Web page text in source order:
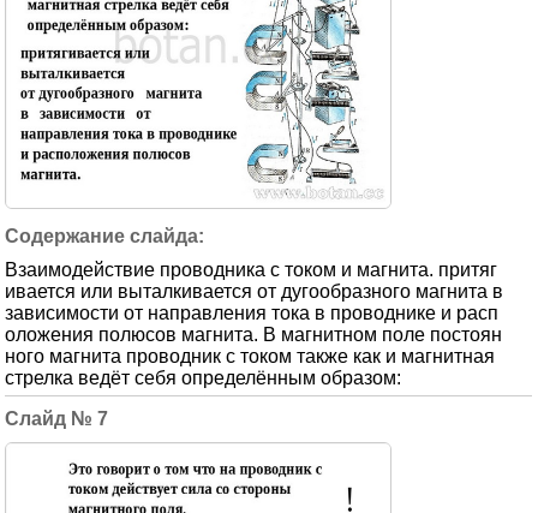
Взаимодействие проводника с током и магнита. притяг
ивается или выталкивается от дугообразного магнита в
зависимости от направления тока в проводнике и расп
оложения полюсов магнита. В магнитном поле постоян
ного магнита проводник с током также как и магнитная
стрелка ведёт себя определённым образом:
7